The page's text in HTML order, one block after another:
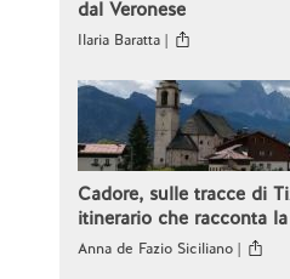
dal Veronese
Ilaria Baratta |
Cadore, sulle tracce di
itinerario che racconta
Anna de Fazio Siciliano |